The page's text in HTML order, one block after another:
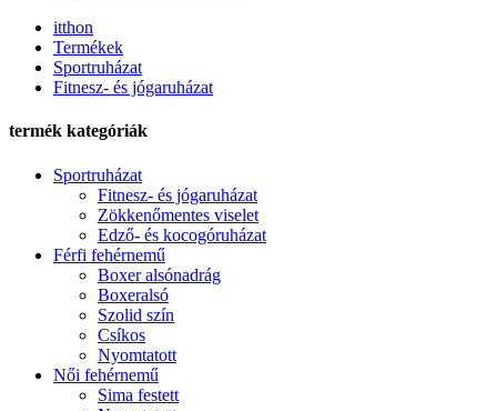
itthon
Termékek
Sportruházat
Fitnesz- és jógaruházat
termék kategóriák
Sportruházat
Fitnesz- és jógaruházat
Zökkenőmentes viselet
Edző- és kocogóruházat
Férfi fehérnemű
Boxer alsónadrág
Boxeralsó
Szolid szín
Csíkos
Nyomtatott
Női fehérnemű
Sima festett